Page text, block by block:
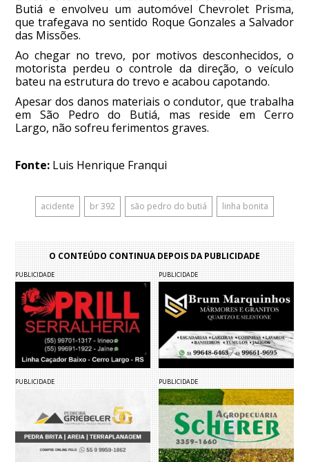
Butiá e envolveu um automóvel Chevrolet Prisma,
que trafegava no sentido Roque Gonzales a Salvador
das Missões.
Ao chegar no trevo, por motivos desconhecidos, o
motorista perdeu o controle da direção, o veículo
bateu na estrutura do trevo e acabou capotando.
Apesar dos danos materiais o condutor, que trabalha
em São Pedro do Butiá, mas reside em Cerro
Largo, não sofreu ferimentos graves.
Fonte: Luis Henrique Franqui
acidente br 392 são pedro do butiá linha bonita
O CONTEÚDO CONTINUA DEPOIS DA PUBLICIDADE
PUBLICIDADE PUBLICIDADE
PUBLICIDADE PUBLICIDADE